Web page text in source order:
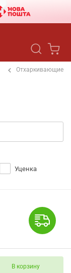
Отхаркивающие
Уценка
В корзину